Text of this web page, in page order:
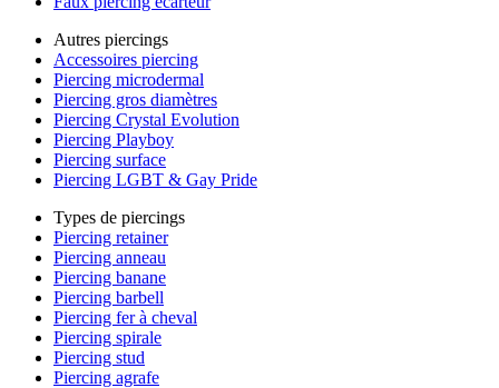
Autres piercings
Accessoires piercing
Piercing microdermal
Piercing gros diamètres
Piercing Crystal Evolution
Piercing Playboy
Piercing surface
Piercing LGBT & Gay Pride
Types de piercings
Piercing retainer
Piercing anneau
Piercing banane
Piercing barbell
Piercing fer à cheval
Piercing spirale
Piercing stud
Piercing agrafe